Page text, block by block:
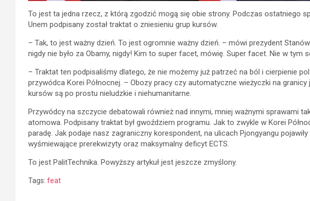
To jest ta jedna rzecz, z którą zgodzić mogą się obie strony. Podczas ostatniego
Unem podpisany został traktat o zniesieniu grup kursów.
– Tak, to jest ważny dzień. To jest ogromnie ważny dzień. – mówi prezydent
nigdy nie było za Obamy, nigdy! Kim to super facet, mówię. Super facet. Nie w tym
– Traktat ten podpisaliśmy dlatego, że nie możemy już patrzeć na ból i cierpienie
przywódca Korei Północnej. – Obozy pracy czy automatyczne wieżyczki na
kursów są po prostu nieludzkie i niehumanitarne.
Przywódcy na szczycie debatowali również nad innymi, mniej ważnymi sprawami
atomowa. Podpisany traktat był gwoździem programu. Jak to zwykle w Korei
paradę. Jak podaje nasz zagraniczny korespondent, na ulicach Pjongyangu
wyśmiewające prerekwizyty oraz maksymalny deficyt ECTS.
To jest PalitTechnika. Powyższy artykuł jest jeszcze zmyślony.
Tags: feat